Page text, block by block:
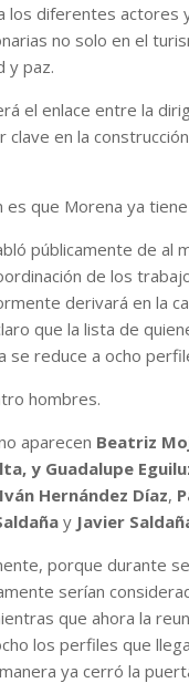
los diferentes actores
no solo en el
y paz.
el enlace entre la
clave en la
es que Morena ya
públicamente de al
de los
derivará en la
que la lista de
se reduce a ocho
hombres.
aparecen Beatriz
y Guadalupe
Iván Hernández Díaz,
y Javier
porque durante
serían
que ahora la
los perfiles que
ya cerró la